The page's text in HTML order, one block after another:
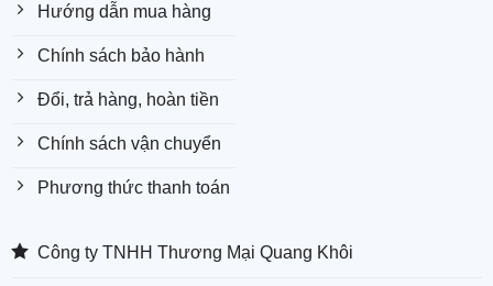
Hướng dẫn mua hàng
Chính sách bảo hành
Đổi, trả hàng, hoàn tiền
Chính sách vận chuyển
Phương thức thanh toán
Công ty TNHH Thương Mại Quang Khôi